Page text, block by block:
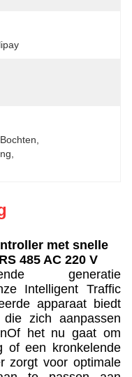
met snelle
485 AC 220 V
generatie
Intelligent Traffic
apparaat biedt
zich aanpassen
het nu gaat om
of een kronkelende
zorgt voor optimale